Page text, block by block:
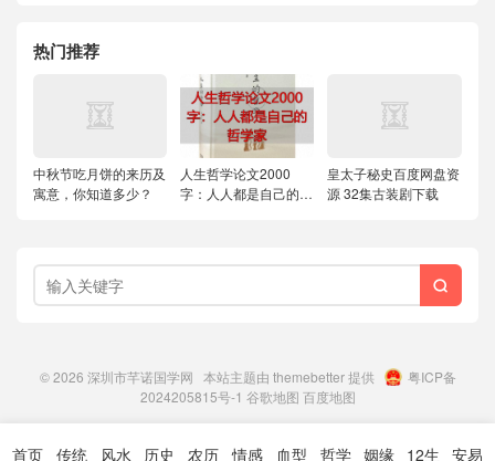
热门推荐
中秋节吃月饼的来历及
寓意，你知道多少？
人生哲学论文2000
字：人人都是自己的哲
皇太子秘史百度网盘资
源 32集古装剧下载

© 2026 深圳市芊诺国学网 本站主题由 themebetter提供
粤ICP备
2024205815号-1 谷歌地图 百度地图
首页 传统 风水 历史 农历 情感 血型 哲学 姻缘 12生 安易